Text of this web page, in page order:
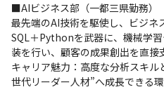
▼武士コース
よりライフワークバランスを重視
~Withコロナへの取組み〜
■AIビジネス部（一都三県勤務）
最先端のAI技術を駆使し、ビジネ
SQL＋Pythonを武器に、機械学
装を行い、顧客の成果創出を直接
キャリア魅力：高度な分析スキ
世代リーダー人材”へ成長できる環